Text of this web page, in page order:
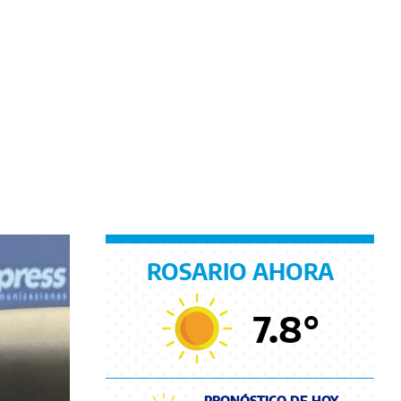
ROSARIO AHORA
7.8°